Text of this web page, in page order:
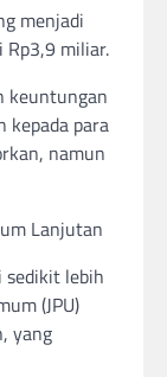
menjadi
Rp3,9 miliar.
keuntungan
kepada para
namun
Lanjutan
sedikit lebih
(JPU)
yang